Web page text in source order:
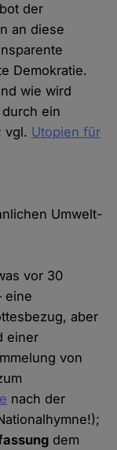
der
an diese
Demokratie.
wie wird
ein
vgl. Utopien für
Umwelt-
vor 30
eine
aber
einer
von
nach der
dem